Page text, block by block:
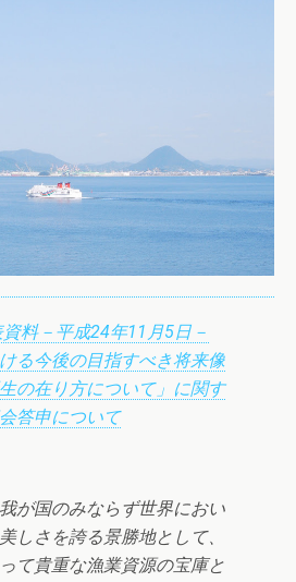
料－平成24年11月5日－
る今後の目指すべき将来像
の在り方について」に関す
答申について
が国のみならず世界におい
しさを誇る景勝地として、
て貴重な漁業資源の宝庫と